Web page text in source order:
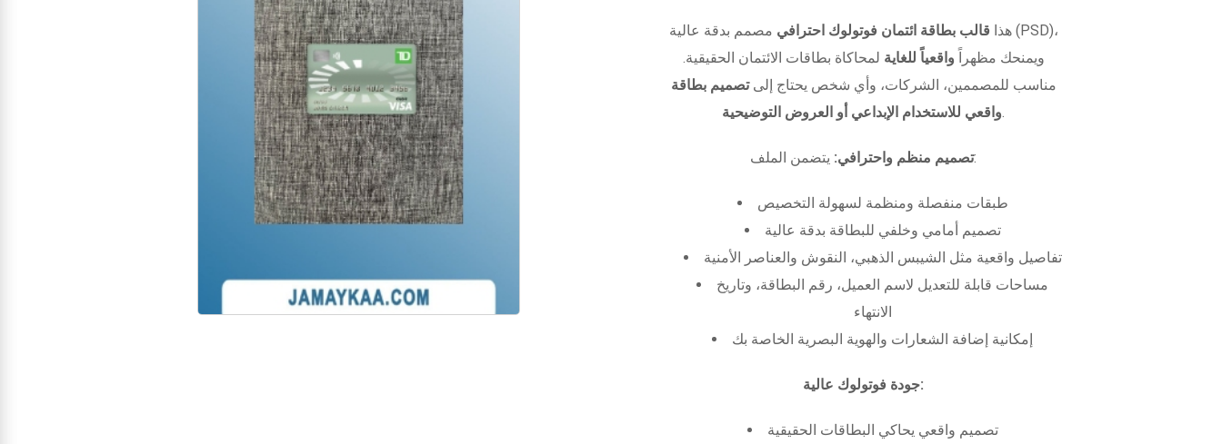
هذا قالب بطاقة ائتمان فوتولوك احترافي مصمم بدقة عالية (PSD)،
ويمنحك مظهراً واقعياً للغاية لمحاكاة بطاقات الائتمان الحقيقية.
مناسب للمصممين، الشركات، وأي شخص يحتاج إلىتصميم بطاقة
واقعي للاستخدام الإبداعي أو العروض التوضيحية.
تصميم منظم واحترافي:يتضمن الملف:
طبقات منفصلة ومنظمة لسهولة التخصيص
تصميم أمامي وخلفي للبطاقة بدقة عالية
تفاصيل واقعية مثل الشيبس الذهبي، النقوش والعناصر الأمنية
مساحات قابلة للتعديل لاسم العميل، رقم البطاقة، وتاريخ
الانتهاء
إمكانية إضافة الشعارات والهوية البصرية الخاصة بك
جودة فوتولوك عالية:
تصميم واقعي يحاكي البطاقات الحقيقية